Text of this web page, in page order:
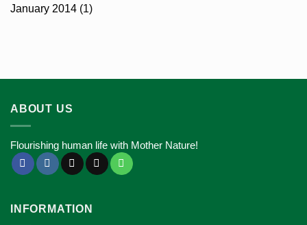
January 2014 (1)
ABOUT US
Flourishing human life with Mother Nature!
INFORMATION